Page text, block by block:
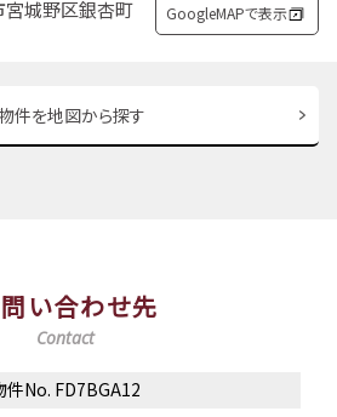
宮城野区銀杏町 GoogleMAPで表示
件を地図から探す
い合わせ先
Contact
件No. FD7BGA12